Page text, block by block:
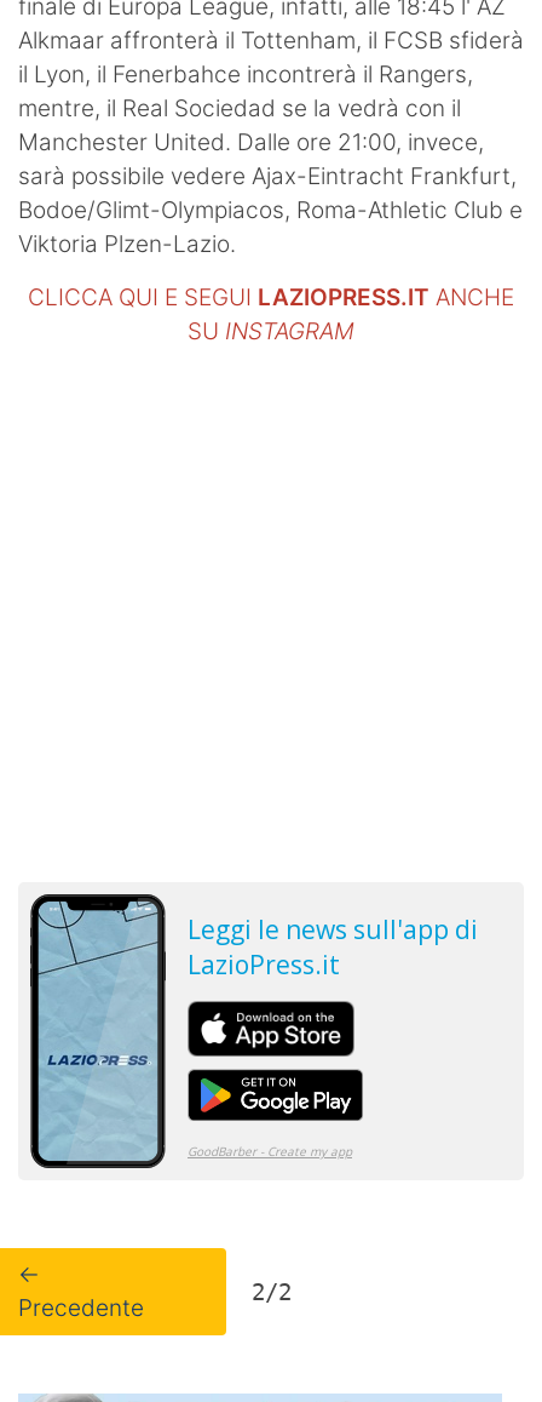
finale di Europa League, infatti, alle 18:45 l' AZ
Alkmaar affronterà il Tottenham, il FCSB sfiderà
il Lyon, il Fenerbahce incontrerà il Rangers,
mentre, il Real Sociedad se la vedrà con il
Manchester United. Dalle ore 21:00, invece,
sarà possibile vedere Ajax-Eintracht Frankfurt,
Bodoe/Glimt-Olympiacos, Roma-Athletic Club e
Viktoria Plzen-Lazio.
CLICCA QUI E SEGUI LAZIOPRESS.IT ANCHE
SU INSTAGRAM
←
Precedente
2/2